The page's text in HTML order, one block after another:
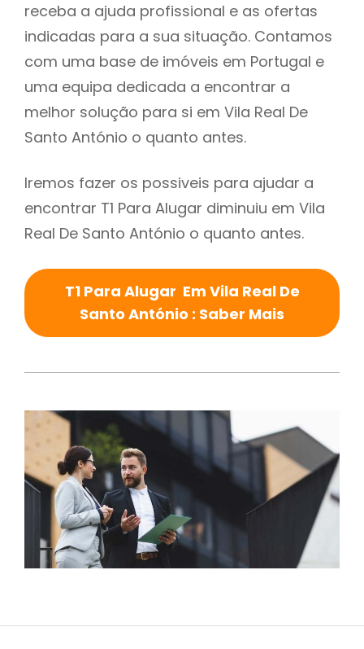
receba a ajuda profissional e as ofertas
indicadas para a sua situação. Contamos
com uma base de imóveis em Portugal e
uma equipa dedicada a encontrar a
melhor solução para si em Vila Real De
Santo António o quanto antes.
Iremos fazer os possiveis para ajudar a
encontrar T1 Para Alugar diminuiu em Vila
Real De Santo António o quanto antes.
T1 Para Alugar Em Vila Real De
Santo António : Saber Mais